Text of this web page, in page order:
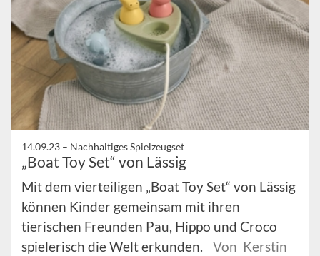
14.09.23 – Nachhaltiges Spielzeugset
„Boat Toy Set“ von Lässig
Mit dem vierteiligen „Boat Toy Set“ von Lässig
können Kinder gemeinsam mit ihren
tierischen Freunden Pau, Hippo und Croco
spielerisch die Welt erkunden.
Von Kerstin